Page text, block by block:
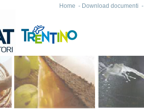
Home - Download documenti